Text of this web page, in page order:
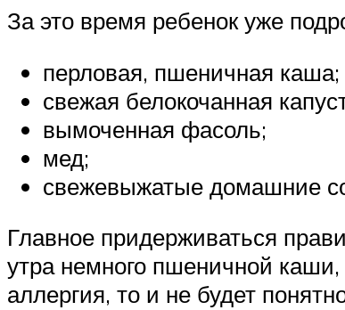
За это время ребенок уже
перловая, пшеничная каша;
свежая белокочанная
вымоченная фасоль;
мед;
свежевыжатые домашние
Главное придерживаться
утра немного пшеничной
аллергия, то и не будет